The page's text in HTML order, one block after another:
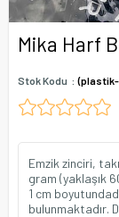
Mika Harf
Stok Kodu
Emzik zinciri,
gram (yaklaşık
1 cm
bulunmaktadır.